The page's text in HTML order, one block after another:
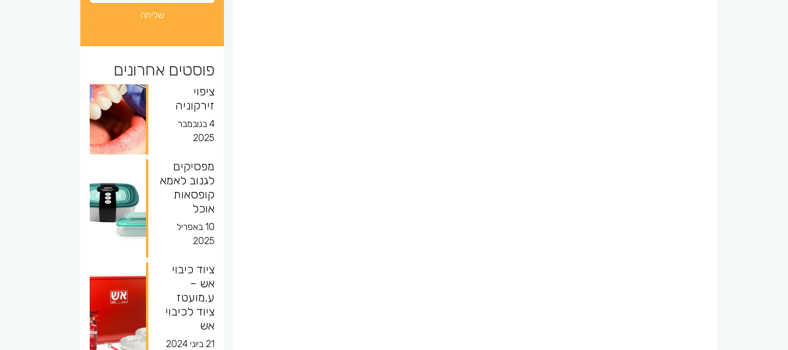
פוסטים אחרונים
ציפוי
זירקוניה
4 בנובמבר
2025
מפסיקים
לגנוב לאמא
קופסאות
אוכל
10 באפריל
2025
ציוד כיבוי
אש –
ע.מועטז
ציוד לכיבוי
אש
21 ביוני 2024